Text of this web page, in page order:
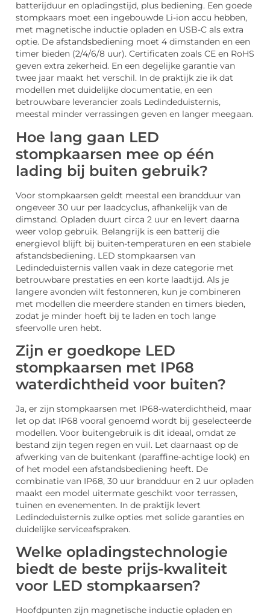
batterijduur en opladingstijd, plus bediening. Een goede
stompkaars moet een ingebouwde Li-ion accu hebben,
met magnetische inductie opladen en USB-C als extra
optie. De afstandsbediening moet 4 dimstanden en een
timer bieden (2/4/6/8 uur). Certificaten zoals CE en RoHS
geven extra zekerheid. En een degelijke garantie van
twee jaar maakt het verschil. In de praktijk zie ik dat
modellen met duidelijke documentatie, en een
betrouwbare leverancier zoals Ledindeduisternis,
meestal minder verrassingen geven en langer meegaan.
Hoe lang gaan LED
stompkaarsen mee op één
lading bij buiten gebruik?
Voor stompkaarsen geldt meestal een brandduur van
ongeveer 30 uur per laadcyclus, afhankelijk van de
dimstand. Opladen duurt circa 2 uur en levert daarna
weer volop gebruik. Belangrijk is een batterij die
energievol blijft bij buiten-temperaturen en een stabiele
afstandsbediening. LED stompkaarsen van
Ledindeduisternis vallen vaak in deze categorie met
betrouwbare prestaties en een korte laadtijd. Als je
langere avonden wilt festonneren, kun je combineren
met modellen die meerdere standen en timers bieden,
zodat je minder hoeft bij te laden en toch lange
sfeervolle uren hebt.
Zijn er goedkope LED
stompkaarsen met IP68
waterdichtheid voor buiten?
Ja, er zijn stompkaarsen met IP68-waterdichtheid, maar
let op dat IP68 vooral genoemd wordt bij geselecteerde
modellen. Voor buitengebruik is dit ideaal, omdat ze
bestand zijn tegen regen en vuil. Let daarnaast op de
afwerking van de buitenkant (paraffine-achtige look) en
of het model een afstandsbediening heeft. De
combinatie van IP68, 30 uur brandduur en 2 uur opladen
maakt een model uitermate geschikt voor terrassen,
tuinen en evenementen. In de praktijk levert
Ledindeduisternis zulke opties met solide garanties en
duidelijke serviceafspraken.
Welke opladingstechnologie
biedt de beste prijs-kwaliteit
voor LED stompkaarsen?
Hoofdpunten zijn magnetische inductie opladen en